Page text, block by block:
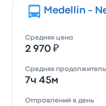
Medellin -
Средняя цена
2 970 ₽
Средняя
7ч 45м
Отправлений в день